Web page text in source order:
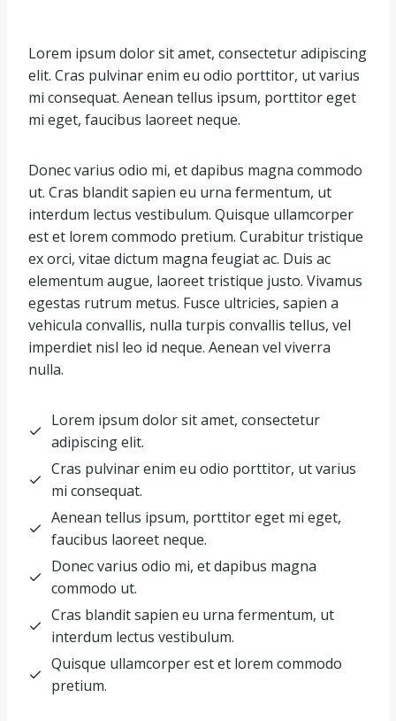
Lorem ipsum dolor sit amet, consectetur adipiscing
elit. Cras pulvinar enim eu odio porttitor, ut varius
mi consequat. Aenean tellus ipsum, porttitor eget
mi eget, faucibus laoreet neque.
Donec varius odio mi, et dapibus magna commodo
ut. Cras blandit sapien eu urna fermentum, ut
interdum lectus vestibulum. Quisque ullamcorper
est et lorem commodo pretium. Curabitur tristique
ex orci, vitae dictum magna feugiat ac. Duis ac
elementum augue, laoreet tristique justo. Vivamus
egestas rutrum metus. Fusce ultricies, sapien a
vehicula convallis, nulla turpis convallis tellus, vel
imperdiet nisl leo id neque. Aenean vel viverra
nulla.
Lorem ipsum dolor sit amet, consectetur
adipiscing elit.
Cras pulvinar enim eu odio porttitor, ut varius
mi consequat.
Aenean tellus ipsum, porttitor eget mi eget,
faucibus laoreet neque.
Donec varius odio mi, et dapibus magna
commodo ut.
Cras blandit sapien eu urna fermentum, ut
interdum lectus vestibulum.
Quisque ullamcorper est et lorem commodo
pretium.